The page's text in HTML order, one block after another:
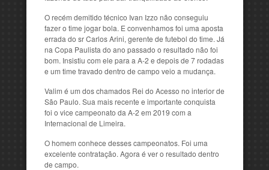
O recém demitido técnico Ivan Izzo não conseguiu
fazer o time jogar bola. E convenhamos foi uma aposta
errada do sr Carlos Arini, gerente de futebol do time. Já
na Copa Paulista do ano passado o resultado não foi
bom. Insistiu com ele para a A-2 e depois de 7 rodadas
e um time travado dentro de campo veio a mudança.
Valim é um dos chamados Rei do Acesso no interior de
São Paulo. Sua mais recente e importante conquista
foi o vice campeonato da A-2 em 2019 com a
Internacional de Limeira.
O homem conhece desses campeonatos. Foi uma
excelente contratação. Agora é ver o resultado dentro
de campo.